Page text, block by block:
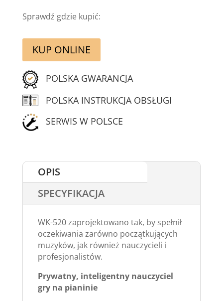
Sprawdź gdzie kupić:
KUP ONLINE
POLSKA GWARANCJA
POLSKA INSTRUKCJA OBSŁUGI
SERWIS W POLSCE
OPIS
SPECYFIKACJA
WK-520 zaprojektowano tak, by spełnił
oczekiwania zarówno początkujących
muzyków, jak również nauczycieli i
profesjonalistów.
Prywatny, inteligentny nauczyciel
gry na pianinie